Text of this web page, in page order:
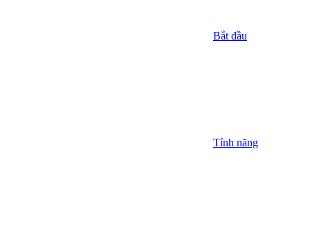
Bắt đầu
Tính năng